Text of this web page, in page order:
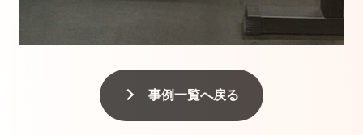
事例一覧へ戻る